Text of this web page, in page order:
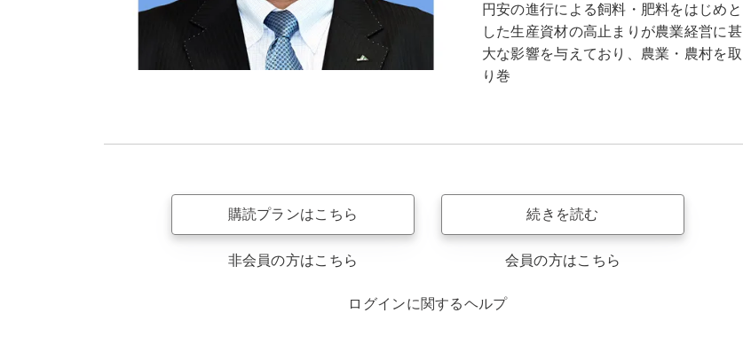
円安の進行による飼料・肥料をはじめと
した生産資材の高止まりが農業経営に甚
大な影響を与えており、農業・農村を取
り巻
購読プランはこちら
非会員の方はこちら
続きを読む
会員の方はこちら
ログインに関するヘルプ